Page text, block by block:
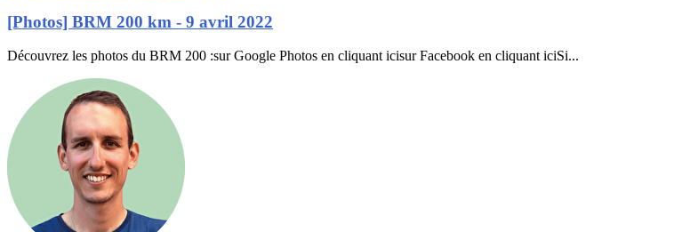
[Photos] BRM 200 km - 9 avril 2022
Découvrez les photos du BRM 200 :sur Google Photos en cliquant icisur Facebook en cliquant iciSi...